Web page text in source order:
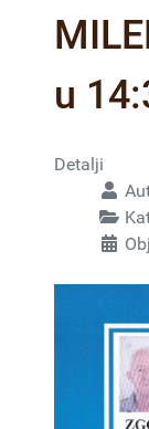
u
Detalji